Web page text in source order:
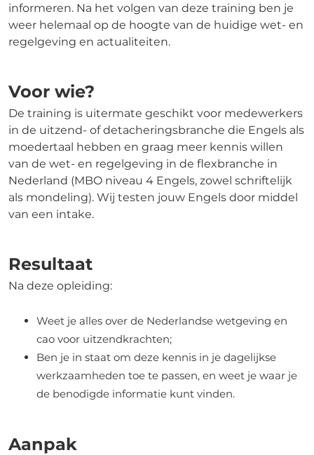
informeren. Na het volgen van deze training ben je
weer helemaal op de hoogte van de huidige wet- en
regelgeving en actualiteiten.
Voor wie?
De training is uitermate geschikt voor medewerkers
in de uitzend- of detacheringsbranche die Engels als
moedertaal hebben en graag meer kennis willen
van de wet- en regelgeving in de flexbranche in
Nederland (MBO niveau 4 Engels, zowel schriftelijk
als mondeling). Wij testen jouw Engels door middel
van een intake.
Resultaat
Na deze opleiding:
Weet je alles over de Nederlandse wetgeving en
cao voor uitzendkrachten;
Ben je in staat om deze kennis in je dagelijkse
werkzaamheden toe te passen, en weet je waar je
de benodigde informatie kunt vinden.
Aanpak